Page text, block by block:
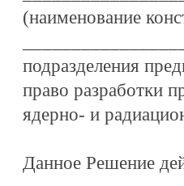
(наименование
подразделения
право разработки
ядерно- и
Данное Решение